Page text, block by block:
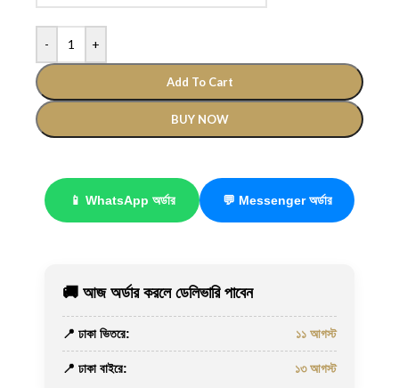
- +
Add To Cart
BUY NOW
📱 WhatsApp অর্ডার 💬 Messenger অর্ডার
🚚 আজ অর্ডার করলে ডেলিভারি পাবেন
📍 ঢাকা ভিতরে: ১১ আগস্ট
📍 ঢাকা বাইরে: ১৩ আগস্ট